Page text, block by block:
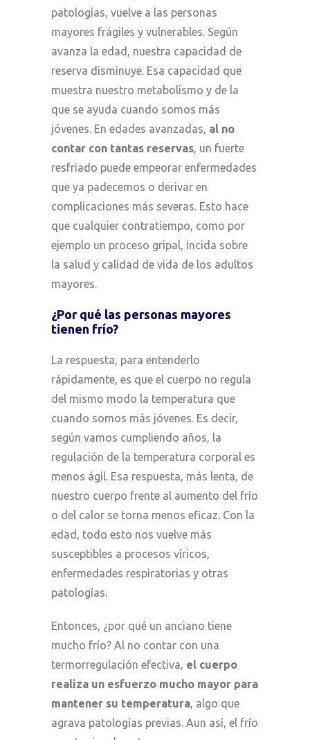
patologías, vuelve a las personas
mayores frágiles y vulnerables. Según
avanza la edad, nuestra capacidad de
reserva disminuye. Esa capacidad que
muestra nuestro metabolismo y de la
que se ayuda cuando somos más
jóvenes. En edades avanzadas, al no
contar con tantas reservas, un fuerte
resfriado puede empeorar enfermedades
que ya padecemos o derivar en
complicaciones más severas. Esto hace
que cualquier contratiempo, como por
ejemplo un proceso gripal, incida sobre
la salud y calidad de vida de los adultos
mayores.
¿Por qué las personas mayores
tienen frío?
La respuesta, para entenderlo
rápidamente, es que el cuerpo no regula
del mismo modo la temperatura que
cuando somos más jóvenes. Es decir,
según vamos cumpliendo años, la
regulación de la temperatura corporal es
menos ágil. Esa respuesta, más lenta, de
nuestro cuerpo frente al aumento del frío
o del calor se torna menos eficaz. Con la
edad, todo esto nos vuelve más
susceptibles a procesos víricos,
enfermedades respiratorias y otras
patologías.
Entonces, ¿por qué un anciano tiene
mucho frío? Al no contar con una
termorregulación efectiva, el cuerpo
realiza un esfuerzo mucho mayor para
mantener su temperatura, algo que
agrava patologías previas. Aun así, el frío